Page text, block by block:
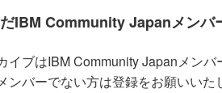
IBM Community Japanメンバ
イブはIBM Community Japanメン
ンバーでない方は登録をお願いいた